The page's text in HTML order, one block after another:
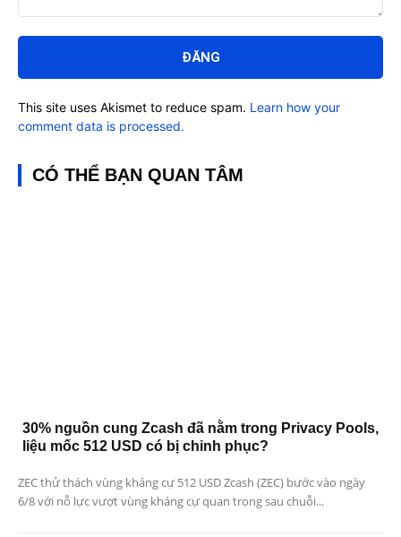
luận:
This site uses Akismet to reduce spam. Learn how your
comment data is processed.
CÓ THỂ BẠN QUAN TÂM
30% nguồn cung Zcash đã nằm trong Privacy Pools,
liệu mốc 512 USD có bị chinh phục?
ZEC thử thách vùng kháng cự 512 USD Zcash (ZEC) bước vào ngày
6/8 với nỗ lực vượt vùng kháng cự quan trọng sau chuỗi...